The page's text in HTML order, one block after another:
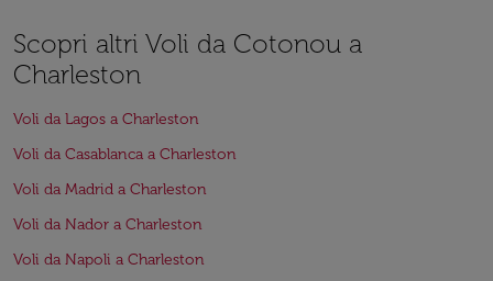
Scopri altri Voli da Cotonou a
Charleston
Voli da Lagos a Charleston
Voli da Casablanca a Charleston
Voli da Madrid a Charleston
Voli da Nador a Charleston
Voli da Napoli a Charleston